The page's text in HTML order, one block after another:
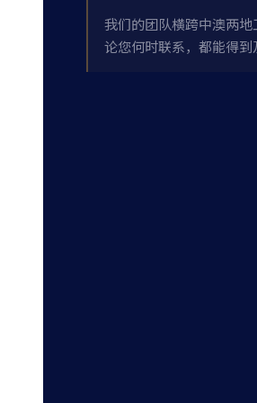
我们的团队横跨中澳两
论您何时联系，都能得到